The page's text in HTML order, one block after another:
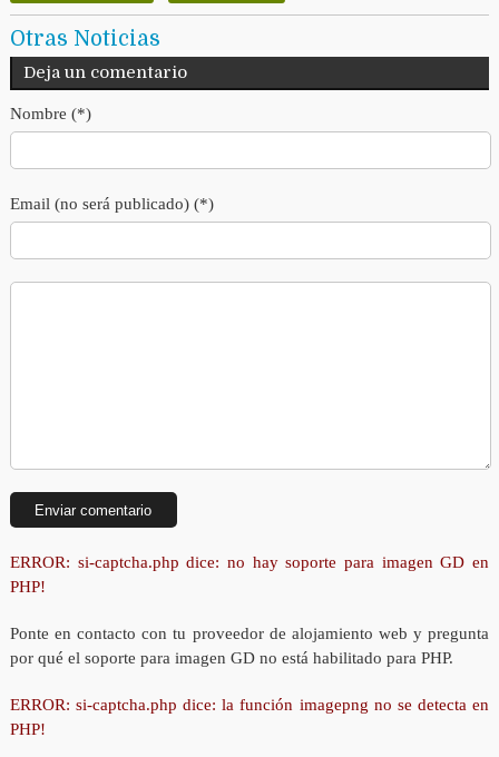
Otras Noticias
Deja un comentario
Nombre (*)
Email (no será publicado) (*)
ERROR: si-captcha.php dice: no hay soporte para imagen GD en
PHP!
Ponte en contacto con tu proveedor de alojamiento web y pregunta
por qué el soporte para imagen GD no está habilitado para PHP.
ERROR: si-captcha.php dice: la función imagepng no se detecta en
PHP!